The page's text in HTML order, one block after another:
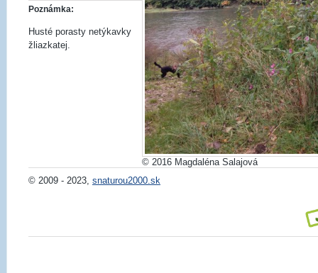
Poznámka:
Husté porasty netýkavky
žliazkatej.
© 2016 Magdaléna Salajová
© 2009 - 2023, snaturou2000.sk